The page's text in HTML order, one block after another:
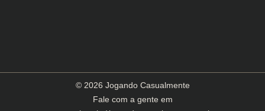
© 2026 Jogando Casualmente
Fale com a gente em